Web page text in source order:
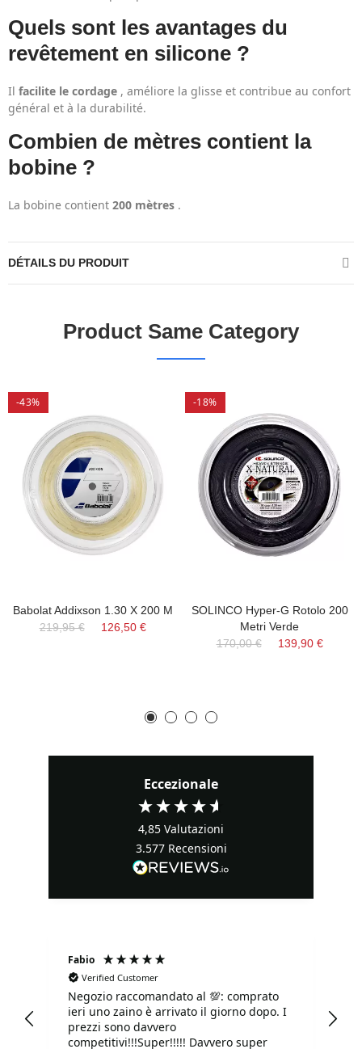
Quels sont les avantages du
revêtement en silicone ?
Il facilite le cordage , améliore la glisse et contribue au confort
général et à la durabilité.
Combien de mètres contient la
bobine ?
La bobine contient 200 mètres .
DÉTAILS DU PRODUIT
Product Same Category
-43%
Babolat Addixson 1.30 X 200 M
219,95 €
126,50 €
-18%
SOLINCO Hyper-G Rotolo 200
Metri Verde
170,00 €
139,90 €
Eccezionale
4,85 Valutazioni
3.577 Recensioni
Fabio
Verified Customer
Negozio raccomandato al 💯: comprato
ieri uno zaino è arrivato il giorno dopo. I
prezzi sono davvero
competitivi!!!Super!!!!! Davvero super